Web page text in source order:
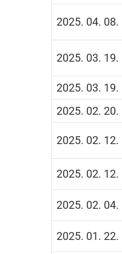
2025. 04. 08.
2025. 03. 19.
2025. 03. 19.
2025. 02. 20.
2025. 02. 12.
2025. 02. 12.
2025. 02. 04.
2025. 01. 22.